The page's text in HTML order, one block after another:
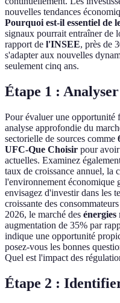
nouvelles tendances
Pourquoi est-il essentiel de
signaux pourrait entraîner de
rapport de l'INSEE, près de
s'adapter aux nouvelles
seulement cinq ans.
Étape 1 :
Pour évaluer une opportunité
analyse approfondie du
sectorielle de sources comme
UFC-Que Choisir pour
actuelles. Examinez
taux de croissance annuel, la
l'environnement économique
envisagez d'investir dans les
croissante des
2026, le marché des énergies
augmentation de 35% par
indique une opportunité
posez-vous les bonnes
Quel est l'impact des
Étape 2 :